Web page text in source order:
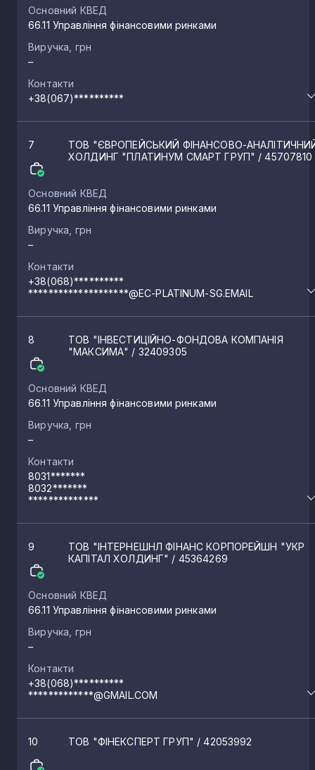
Основний КВЕД
66.11 Управління фінансовими ринками
Виручка, грн
–
Контакти
+38(067)**********
7
ТОВ "ЄВРОПЕЙСЬКИЙ ФІНАНСОВО-
ХОЛДИНГ "ПЛАТИНУМ СМАРТ ГРУП" / 45707810
Основний КВЕД
66.11 Управління фінансовими ринками
Виручка, грн
–
Контакти
+38(068)**********
********************@EC-PLATINUM-SG.EMAIL
8
ТОВ "ІНВЕСТИЦІЙНО-ФОНДОВА КОМПАНІЯ
"МАКСИМА" / 32409305
Основний КВЕД
66.11 Управління фінансовими ринками
Виручка, грн
–
Контакти
8031*******
8032*******
**************
9
ТОВ "ІНТЕРНЕШНЛ ФІНАНС КОРПОРЕЙШН "УКР
КАПІТАЛ ХОЛДИНГ" / 45364269
Основний КВЕД
66.11 Управління фінансовими ринками
Виручка, грн
–
Контакти
+38(068)**********
*************@GMAIL.COM
10 ТОВ "ФІНЕКСПЕРТ ГРУП" / 42053992